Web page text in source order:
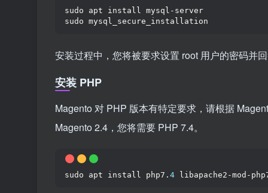
sudo apt install mysql-server
sudo mysql_secure_installation
安装过程中，您将被要求设置 root 用户的密码并
安装 PHP
Magento 对 PHP 版本有特定要求，请根据
Magento 2.4，您将需要 PHP 7.4。
sudo apt install php7. 4 libapache2-mod-